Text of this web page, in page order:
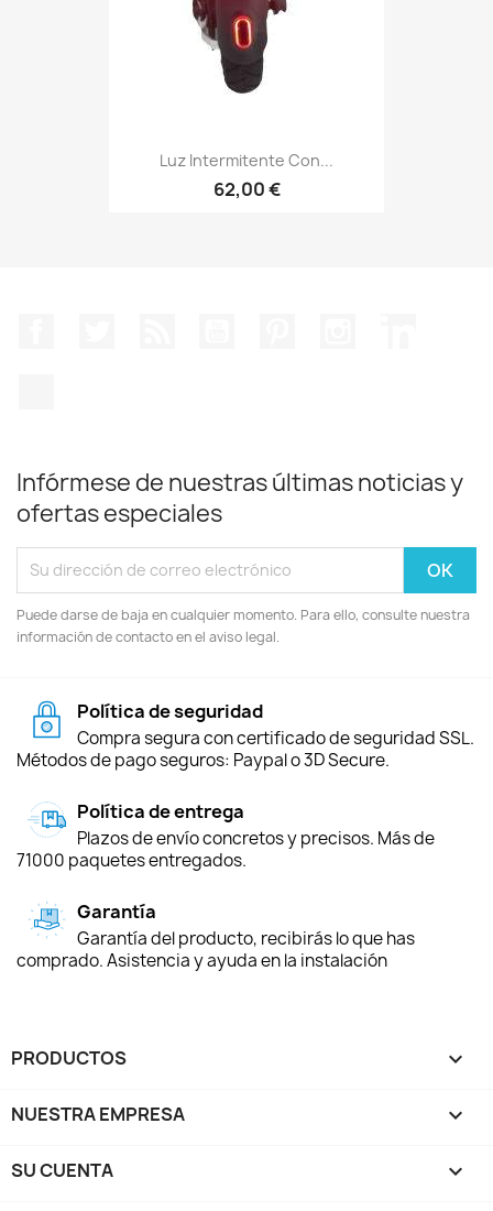
Luz Intermitente Con...
62,00 €
Infórmese de nuestras últimas noticias y
ofertas especiales
Puede darse de baja en cualquier momento. Para ello, consulte nuestra
información de contacto en el aviso legal.
Política de seguridad
Compra segura con certificado de seguridad SSL.
Métodos de pago seguros: Paypal o 3D Secure.
Política de entrega
Plazos de envío concretos y precisos. Más de
71000 paquetes entregados.
Garantía
Garantía del producto, recibirás lo que has
comprado. Asistencia y ayuda en la instalación
PRODUCTOS 
NUESTRA EMPRESA 
SU CUENTA 